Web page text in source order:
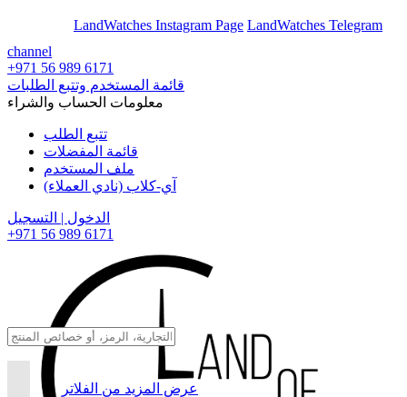
LandWatches Instagram Page LandWatches Telegram
channel
+971 56 989 6171
قائمة المستخدم وتتبع الطلبات
معلومات الحساب والشراء
تتبع الطلب
قائمة المفضلات
ملف المستخدم
آي-كلاب (نادي العملاء)
الدخول | التسجيل
+971 56 989 6171
عرض المزيد من الفلاتر